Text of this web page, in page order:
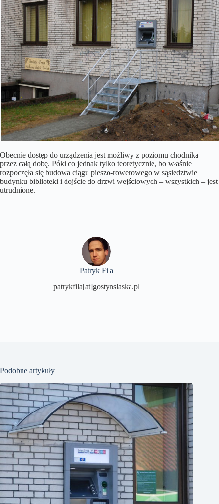
Obecnie dostęp do urządzenia jest możliwy z poziomu chodnika
przez całą dobę. Póki co jednak tylko teoretycznie, bo właśnie
rozpoczęła się budowa ciągu pieszo-rowerowego w sąsiedztwie
budynku biblioteki i dojście do drzwi wejściowych – wszystkich – jest
utrudnione.
Patryk Fila
patrykfila[at]gostynslaska.pl
Podobne artykuły